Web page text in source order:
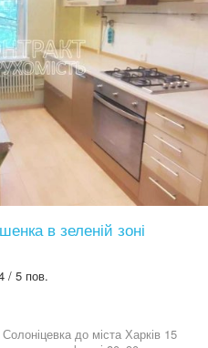
в зеленій зоні
/ 5 пов.
до міста Харків 15